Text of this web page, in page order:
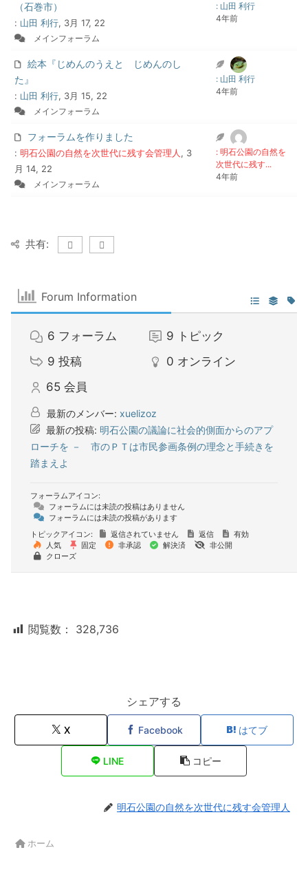
（石巻市）
: 山田 利行, 3月 17, 22
メインフォーラム
: 山田 利行
4年前
絵本『じめんのうえと じめんのし
た』
: 山田 利行, 3月 15, 22
メインフォーラム
: 山田 利行
4年前
フォーラムを作りました
: 明石公園の自然を次世代に残す会管理人, 3
月 14, 22
メインフォーラム
: 明石公園の自然を
次世代に残す...
4年前
共有:
Forum Information
6 フォーラム 9 トピック
9 投稿 0 オンライン
65 会員
最新のメンバー: xuelizoz
最新の投稿: 明石公園の議論に社会的側面からのアプ
ローチを － 市のＰＴは市民参画条例の理念と手続きを
踏まえよ
フォーラムアイコン:
フォーラムには未読の投稿はありません
フォーラムには未読の投稿があります
トピックアイコン:
返信されていません 返信
有効
人気
固定 非承認 解決済
非公開
クローズ
閲覧数： 328,736
シェアする
X Facebook はてブ
LINE コピー
明石公園の自然を次世代に残す会管理人
ホーム